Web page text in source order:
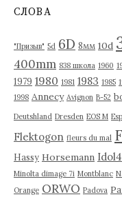
в
СЛОВА
"Призыв" 5d 6D 8мм 10d
400mm 838 школа 1960
1979 1980 1981 1983 1985
1998 Annecy Avignon B-52
Deutshland Dresden EOS M
Flektogon fleurs du mal
Hassy Horsemann Idol4
Minolta dimage 7i Montblanc
Orange ORWO Padova